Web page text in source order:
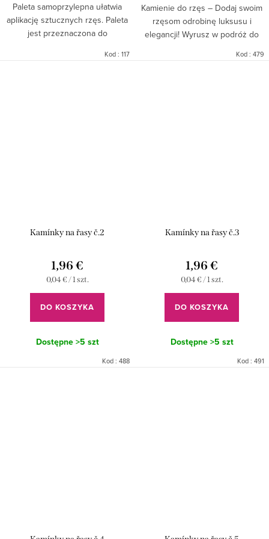
Paleta samoprzylepna ułatwia
aplikację sztucznych rzęs. Paleta
jest przeznaczona do
Uniwersalny rozmiar. WKod : 117
Kamienie do rzęs – Dodaj swoim
rzęsom odrobinę luksusu i
elegancji! Wyrusz w podróż do
Kod : 479
Kamínky na řasy č.2
1,96 €
Cena
jednostkowa:
0,04 € / 1 szt.
DO KOSZYKA
Dostępne>5 szt
Kod : 488
Kamínky na řasy č.3
1,96 €
Cena
jednostkowa:
0,04 € / 1 szt.
DO KOSZYKA
Dostępne>5 szt
Kod : 491